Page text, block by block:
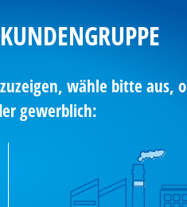
Sicherer
Produkte mit
wähle bitte aus,
gewerblich: